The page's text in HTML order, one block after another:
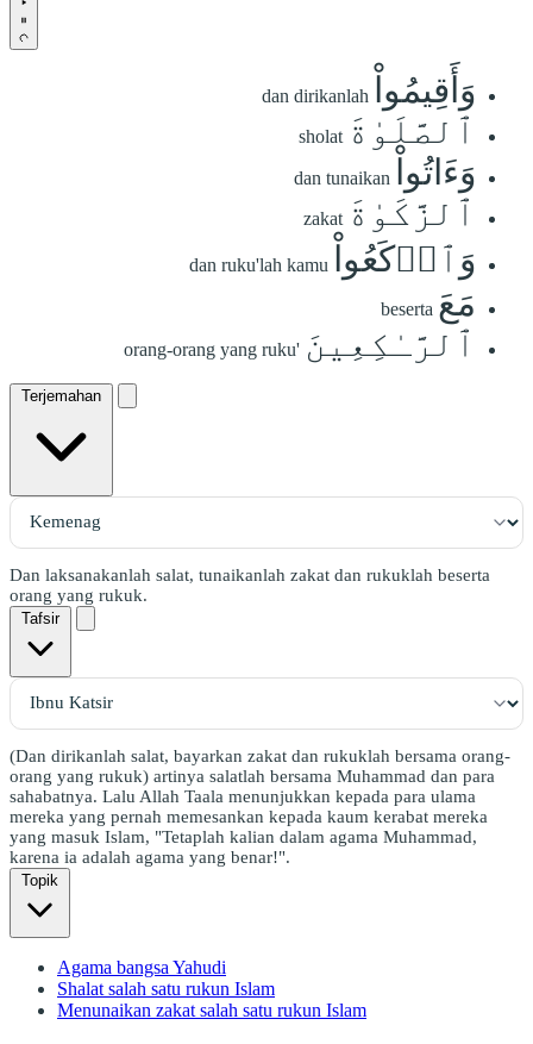
وَأَقِيمُواْ dan dirikanlah
ٱلصَّلَوٰةَ sholat
وَءَاتُواْ dan tunaikan
ٱلزَّكَوٰةَ zakat
وَٱرۡكَعُواْ dan ruku'lah kamu
مَعَ beserta
ٱلرَّـٰكِعِينَ orang-orang yang ruku'
Terjemahan
Dan laksanakanlah salat, tunaikanlah zakat dan rukuklah beserta
orang yang rukuk.
Tafsir
(Dan dirikanlah salat, bayarkan zakat dan rukuklah bersama orang-
orang yang rukuk) artinya salatlah bersama Muhammad dan para
sahabatnya. Lalu Allah Taala menunjukkan kepada para ulama
mereka yang pernah memesankan kepada kaum kerabat mereka
yang masuk Islam, "Tetaplah kalian dalam agama Muhammad,
karena ia adalah agama yang benar!".
Topik
Agama bangsa Yahudi
Shalat salah satu rukun Islam
Menunaikan zakat salah satu rukun Islam